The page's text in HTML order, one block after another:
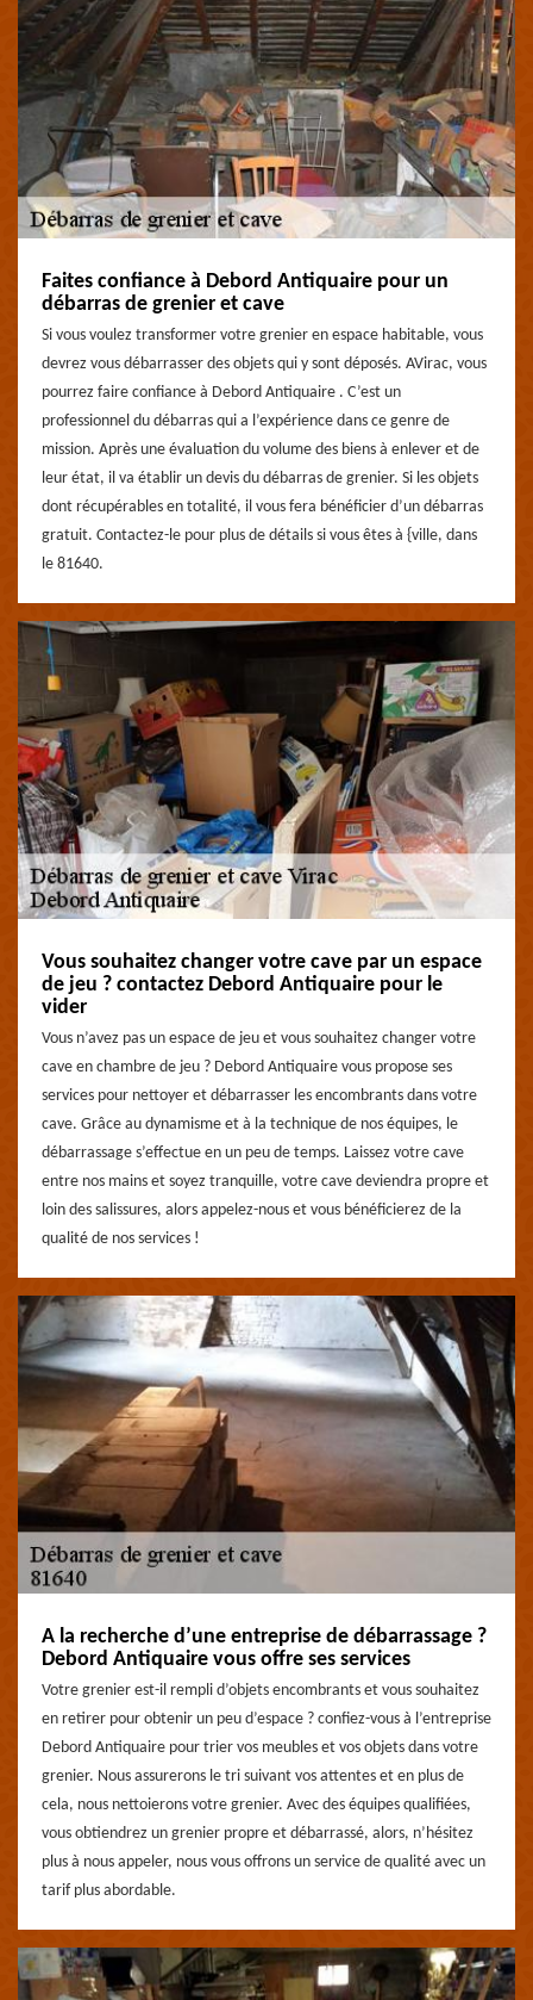
Faites confiance à Debord Antiquaire pour un
débarras de grenier et cave
Si vous voulez transformer votre grenier en espace habitable, vous
devrez vous débarrasser des objets qui y sont déposés. AVirac, vous
pourrez faire confiance à Debord Antiquaire . C’est un
professionnel du débarras qui a l’expérience dans ce genre de
mission. Après une évaluation du volume des biens à enlever et de
leur état, il va établir un devis du débarras de grenier. Si les objets
dont récupérables en totalité, il vous fera bénéficier d’un débarras
gratuit. Contactez-le pour plus de détails si vous êtes à {ville, dans
le 81640.
Vous souhaitez changer votre cave par un espace
de jeu ? contactez Debord Antiquaire pour le
vider
Vous n’avez pas un espace de jeu et vous souhaitez changer votre
cave en chambre de jeu ? Debord Antiquaire vous propose ses
services pour nettoyer et débarrasser les encombrants dans votre
cave. Grâce au dynamisme et à la technique de nos équipes, le
débarrassage s’effectue en un peu de temps. Laissez votre cave
entre nos mains et soyez tranquille, votre cave deviendra propre et
loin des salissures, alors appelez-nous et vous bénéficierez de la
qualité de nos services !
A la recherche d’une entreprise de débarrassage ?
Debord Antiquaire vous offre ses services
Votre grenier est-il rempli d’objets encombrants et vous souhaitez
en retirer pour obtenir un peu d’espace ? confiez-vous à l’entreprise
Debord Antiquaire pour trier vos meubles et vos objets dans votre
grenier. Nous assurerons le tri suivant vos attentes et en plus de
cela, nous nettoierons votre grenier. Avec des équipes qualifiées,
vous obtiendrez un grenier propre et débarrassé, alors, n’hésitez
plus à nous appeler, nous vous offrons un service de qualité avec un
tarif plus abordable.